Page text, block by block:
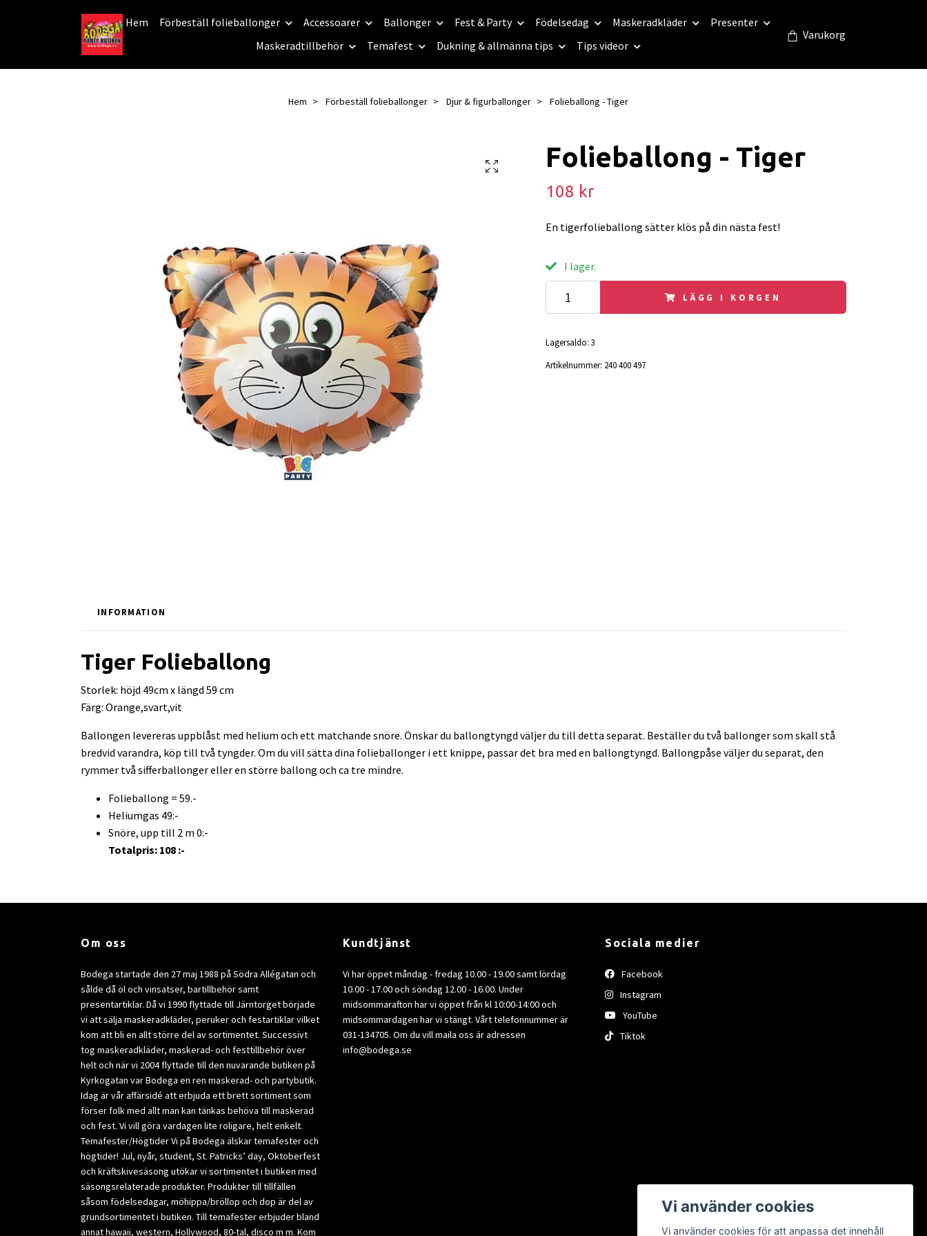
Hem Förbeställ folieballonger Accessoarer Ballonger Fest & Party Födelsedag Maskeradkläder
Presenter
Maskeradtillbehör
Temafest Dukning & allmänna tips Tips videor
Varukorg
Hem Förbeställ folieballonger Djur & figurballonger Folieballong - Tiger
Folieballong - Tiger
108 kr
En tigerfolieballong sätter klös på din nästa fest!
I lager.
LÄGG I KORGEN
Lagersaldo: 3
Artikelnummer: 240 400 497
INFORMATION
Tiger Folieballong
Storlek: höjd 49cm x längd 59 cm
Färg: Orange,svart,vit
Ballongen levereras uppblåst med helium och ett matchande snöre. Önskar du ballongtyngd väljer du till detta separat. Beställer du två ballonger som skall stå
bredvid varandra, köp till två tyngder. Om du vill sätta dina folieballonger i ett knippe, passar det bra med en ballongtyngd. Ballongpåse väljer du separat, den
rymmer två sifferballonger eller en större ballong och ca tre mindre.
Folieballong = 59.-
Heliumgas 49:-
Snöre, upp till 2 m 0:-
Totalpris: 108 :-
Om oss
Bodega startade den 27 maj 1988 på Södra Allégatan och
sålde då öl och vinsatser, bartillbehör samt
presentartiklar. Då vi 1990 flyttade till Järntorget började
vi att sälja maskeradkläder, peruker och festartiklar vilket
kom att bli en allt större del av sortimentet. Successivt
tog maskeradkläder, maskerad- och festtillbehör över
helt och när vi 2004 flyttade till den nuvarande butiken på
Kyrkogatan var Bodega en ren maskerad- och partybutik.
Idag är vår affärsidé att erbjuda ett brett sortiment som
förser folk med allt man kan tänkas behöva till maskerad
och fest. Vi vill göra vardagen lite roligare, helt enkelt.
Temafester/Högtider Vi på Bodega älskar temafester och
högtider! Jul, nyår, student, St. Patricks’ day, Oktoberfest
och kräftskivesäsong utökar vi sortimentet i butiken med
säsongsrelaterade produkter. Produkter till tillfällen
såsom födelsedagar, möhippa/bröllop och dop är del av
grundsortimentet i butiken. Till temafester erbjuder bland
annat hawaii, western, Hollywood, 80-tal, disco m m. Kom
Kundtjänst
Vi har öppet måndag - fredag 10.00 - 19.00 samt lördag
10.00 - 17.00 och söndag 12.00 - 16.00. Under
midsommarafton har vi öppet från kl 10:00-14:00 och
midsommardagen har vi stängt. Vårt telefonnummer är
031-134705. Om du vill maila oss är adressen
info@bodega.se
Sociala medier
Facebook
Instagram
YouTube
Tiktok
Vi använder cookies
Vi använder cookies för att anpassa det innehåll